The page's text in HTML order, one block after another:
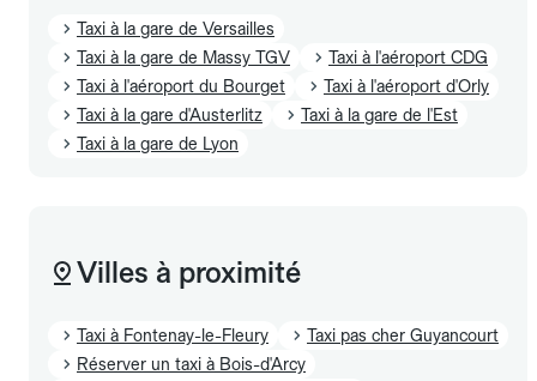
Taxi à la gare de Versailles
Taxi à la gare de Massy TGV
Taxi à l'aéroport CDG
Taxi à l'aéroport du Bourget
Taxi à l'aéroport d'Orly
Taxi à la gare d'Austerlitz
Taxi à la gare de l'Est
Taxi à la gare de Lyon
Villes à proximité
Taxi à Fontenay-le-Fleury
Taxi pas cher Guyancourt
Réserver un taxi à Bois-d'Arcy